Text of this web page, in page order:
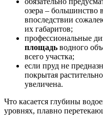
озера – большинство
впоследствии
их габаритов;
профессиональные
площадь водного
всего участка;
если пруд не
покрытая
увеличена.
Что касается глубины
уровнях, плавно